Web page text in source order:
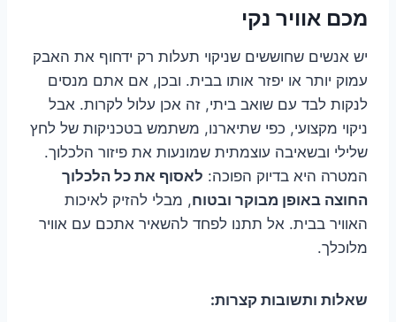
מכם אוויר נקי
יש אנשים שחוששים שניקוי תעלות רק ידחוף את האבק
עמוק יותר או יפזר אותו בבית. ובכן, אם אתם מנסים
לנקות לבד עם שואב ביתי, זה אכן עלול לקרות. אבל
ניקוי מקצועי, כפי שתיארנו, משתמש בטכניקות של לחץ
שלילי ובשאיבה עוצמתית שמונעות את פיזור הלכלוך.
המטרה היא בדיוק הפוכה: לאסוף את כל הלכלוך
החוצה באופן מבוקר ובטוח, מבלי להזיק לאיכות
האוויר בבית. אל תתנו לפחד להשאיר אתכם עם אוויר
מלוכלך.
שאלות ותשובות קצרות: